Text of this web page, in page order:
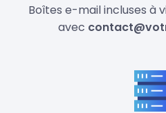
Boîtes e-mail incluses à
avec